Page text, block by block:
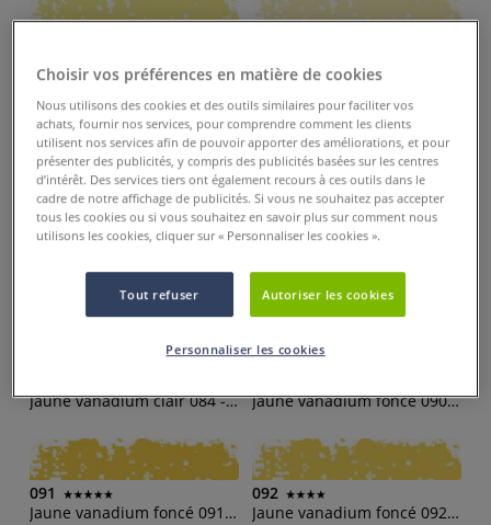
080
Jaune vanadium clair 080 - 008(b)
081
083
Jaune vanadium clair 084 - 008(o)
Jaune vanadium foncé 090 - 009(b)
091
Jaune vanadium foncé 091 - 009(d)
092
Jaune vanadium foncé 092 - 009(h)
Choisir vos préférences en matière de cookies
Nous utilisons des cookies et des outils similaires pour faciliter vos
achats, fournir nos services, pour comprendre comment les clients
utilisent nos services afin de pouvoir apporter des améliorations, et pour
présenter des publicités, y compris des publicités basées sur les centres
d’intérêt. Des services tiers ont également recours à ces outils dans le
cadre de notre affichage de publicités. Si vous ne souhaitez pas accepter
tous les cookies ou si vous souhaitez en savoir plus sur comment nous
utilisons les cookies, cliquer sur « Personnaliser les cookies ».
Tout refuser Autoriser les cookies
Personnaliser les cookies